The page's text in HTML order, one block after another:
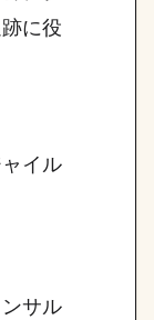
に役
イル
サル